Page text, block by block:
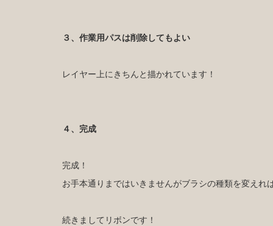
３、作業用パスは削除してもよい
レイヤー上にきちんと描かれています！
４、完成
完成！
お手本通りまではいきませんがブラシの種類を変えれ
続きましてリボンです！